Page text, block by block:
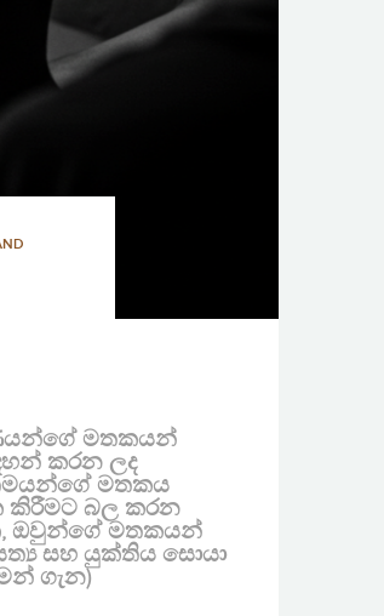
මතකයන්
කරන ලද
මතකය
කිරීමට බල කරන
ඔවුන්ගේ මතකයන්
සහ යුක්තිය සොයා
ගැන)